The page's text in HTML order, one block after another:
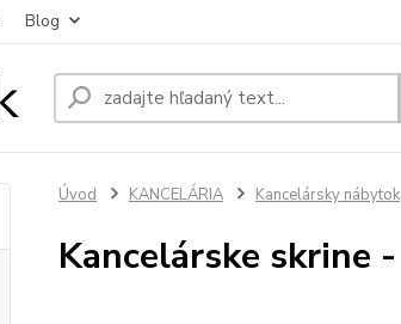
Blog
Úvod KANCELÁRIA Kancelársky nábytok
Kancelárske skrine